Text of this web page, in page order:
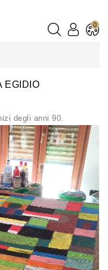
0
EGIDIO
degli anni 90.